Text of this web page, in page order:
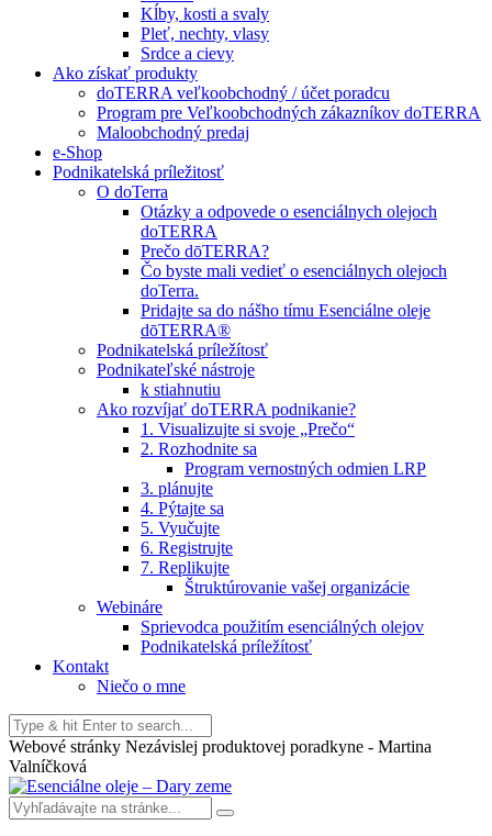
Kĺby, kosti a svaly
Pleť, nechty, vlasy
Srdce a cievy
Ako získať produkty
doTERRA veľkoobchodný / účet poradcu
Program pre Veľkoobchodných zákazníkov doTERRA
Maloobchodný predaj
e-Shop
Podnikatelská príležitosť
O doTerra
Otázky a odpovede o esenciálnych olejoch
doTERRA
Prečo dōTERRA?
Čo byste mali vedieť o esenciálnych olejoch
doTerra.
Pridajte sa do nášho tímu Esenciálne oleje
dōTERRA®
Podnikatelská príležítosť
Podnikateľské nástroje
k stiahnutiu
Ako rozvíjať doTERRA podnikanie?
1. Visualizujte si svoje „Prečo“
2. Rozhodnite sa
Program vernostných odmien LRP
3. plánujte
4. Pýtajte sa
5. Vyučujte
6. Registrujte
7. Replikujte
Štruktúrovanie vašej organizácie
Webináre
Sprievodca použitím esenciálných olejov
Podnikatelská príležítosť
Kontakt
Niečo o mne
Webové stránky Nezávislej produktovej poradkyne - Martina
Valníčková